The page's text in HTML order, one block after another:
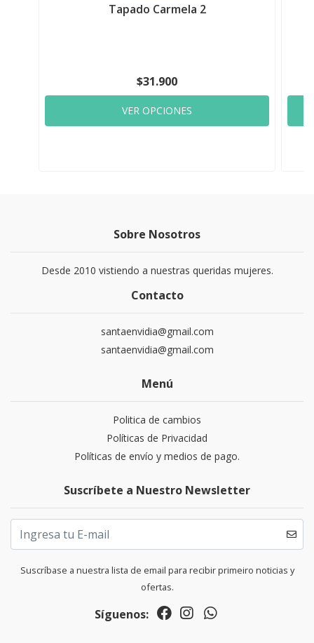
Tapado Carmela 2
$31.900
VER OPCIONES
Sobre Nosotros
Desde 2010 vistiendo a nuestras queridas mujeres.
Contacto
santaenvidia@gmail.com
santaenvidia@gmail.com
Menú
Politica de cambios
Políticas de Privacidad
Políticas de envío y medios de pago.
Suscríbete a Nuestro Newsletter
Suscríbase a nuestra lista de email para recibir primeiro noticias y
ofertas.
Síguenos: